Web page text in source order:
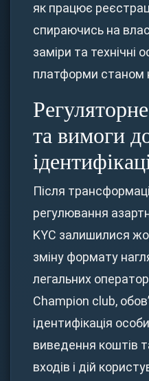
як працює
спираючись на
заміри та технічні
платформи станом
та вимоги
Після
регулювання
KYC залишилися
зміну формату
легальних
Champion club,
ідентифікація
виведення коштів
входів і дій